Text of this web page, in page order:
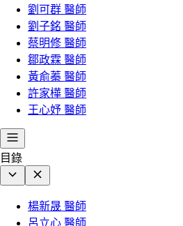
劉可群 醫師
劉子銘 醫師
蔡明修 醫師
鄒政霖 醫師
黃俞蓁 醫師
許家樺 醫師
王心妤 醫師
目錄
楊新晟 醫師
呂立心 醫師